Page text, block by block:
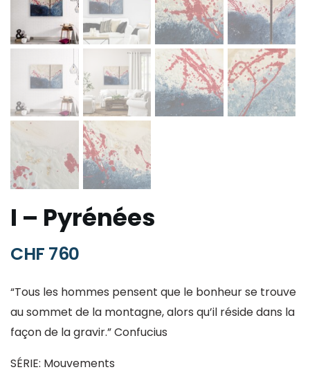
I – Pyrénées
CHF 760
“Tous les hommes pensent que le bonheur se trouve
au sommet de la montagne, alors qu’il réside dans la
façon de la gravir.” Confucius
SÉRIE: Mouvements